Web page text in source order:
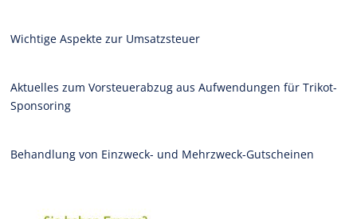
Wichtige Aspekte zur Umsatzsteuer
Aktuelles zum Vorsteuerabzug aus Aufwendungen für Trikot-
Sponsoring
Behandlung von Einzweck- und Mehrzweck-Gutscheinen